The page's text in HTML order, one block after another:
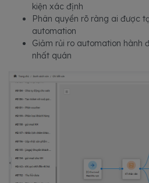
kiện xác định
Phân quyền rõ ràng ai được
automation
Giảm rủi ro automation hành
nhất quán